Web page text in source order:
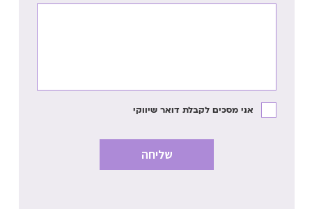
אני מסכים לקבלת דואר שיווקי